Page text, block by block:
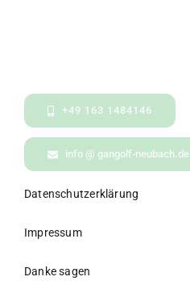
+49 163 1484146
info @ gangolf-neubach.de
Datenschutzerklärung
Impressum
Danke sagen